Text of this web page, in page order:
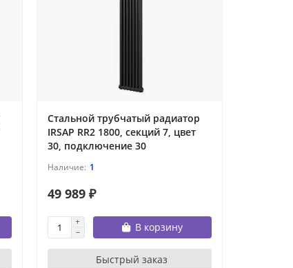
Стальной трубчатый радиатор
IRSAP RR2 1800, секций 7, цвет
30, подключение 30
1
49 989 ₽
В корзину
Быстрый заказ